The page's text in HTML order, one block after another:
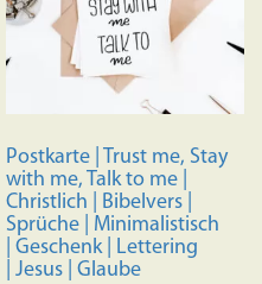
Postkarte | Trust me, Stay
with me, Talk to me |
Christlich | Bibelvers |
Sprüche | Minimalistisch
| Geschenk | Lettering
| Jesus | Glaube